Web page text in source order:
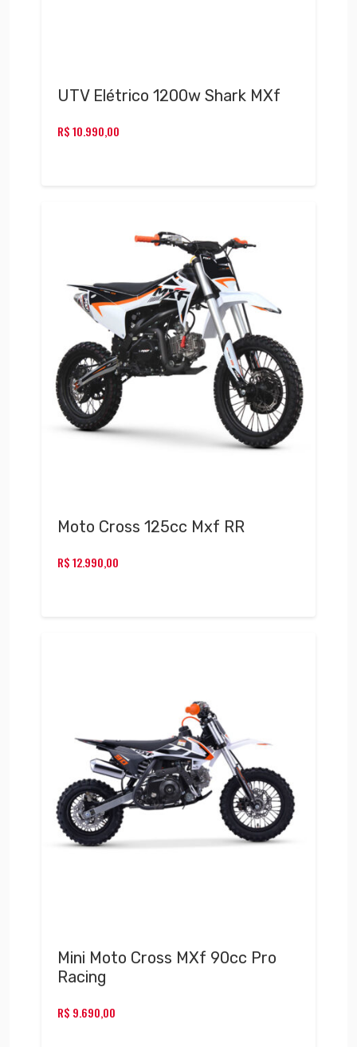
UTV Elétrico 1200w Shark MXf
R$10.990,00
Moto Cross 125cc Mxf RR
R$12.990,00
Mini Moto Cross MXf 90cc Pro
Racing
R$ 9.690,00